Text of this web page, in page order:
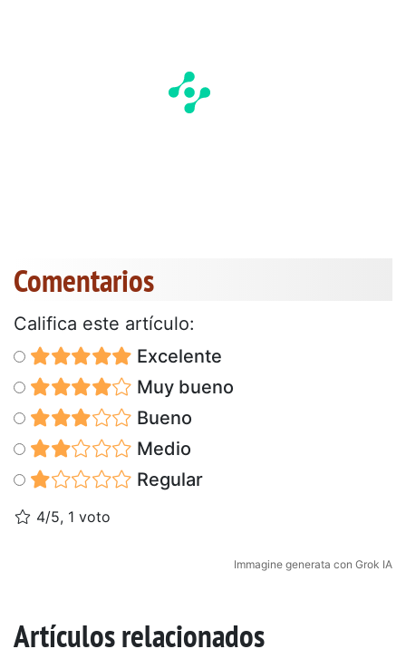
Comentarios
Califica este artículo:
Excelente
Muy bueno
Bueno
Medio
Regular
4/5, 1 voto
Immagine generata con Grok IA
Artículos relacionados